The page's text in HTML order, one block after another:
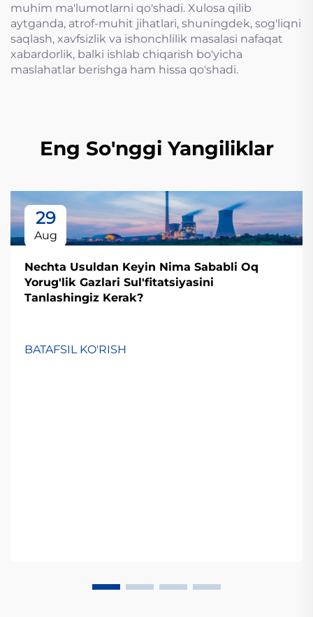
muhim ma'lumotlarni qo'shadi. Xulosa qilib
aytganda, atrof-muhit jihatlari, shuningdek, sog'liqni
saqlash, xavfsizlik va ishonchlilik masalasi nafaqat
xabardorlik, balki ishlab chiqarish bo'yicha
maslahatlar berishga ham hissa qo'shadi.
Eng So'nggi Yangiliklar
29
Aug
Nechta Usuldan Keyin Nima Sababli Oq
Yorug'lik Gazlari Sul'fitatsiyasini
Tanlashingiz Kerak?
BATAFSIL KO'RISH